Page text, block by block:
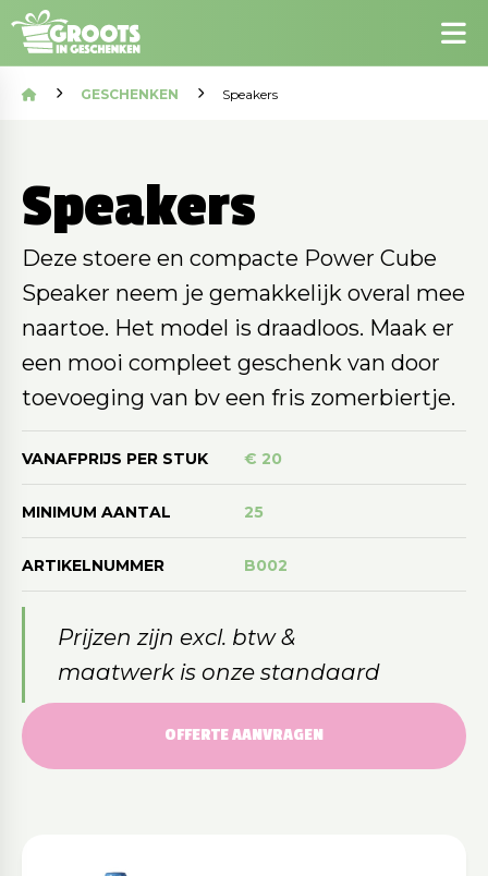
GESCHENKEN Speakers
Speakers
Deze stoere en compacte Power Cube
Speaker neem je gemakkelijk overal mee
naartoe. Het model is draadloos. Maak er
een mooi compleet geschenk van door
toevoeging van bv een fris zomerbiertje.
VANAFPRIJS PER STUK € 20
MINIMUM AANTAL 25
ARTIKELNUMMER B002
Prijzen zijn excl. btw &
maatwerk is onze standaard
OFFERTE AANVRAGEN